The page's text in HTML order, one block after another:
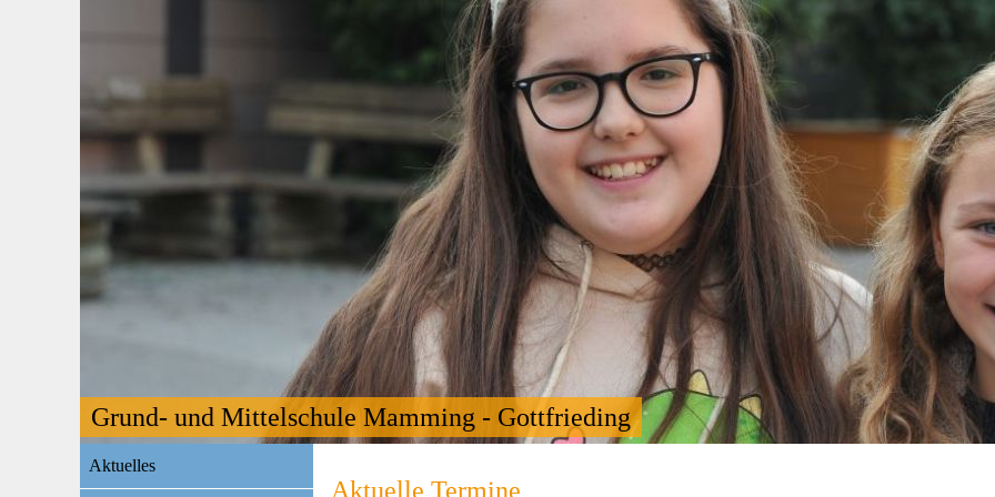
Grund- und Mittelschule Mamming - Gottfrieding
Aktuelle Termine
Navigation
Aktuelles